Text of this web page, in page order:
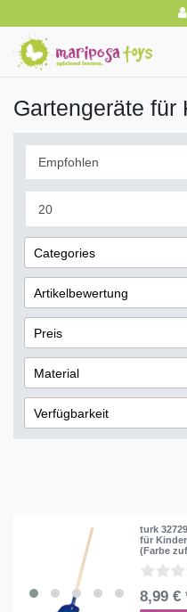
Gartengeräte für
Categories
Katalog
Artikelbewertung
Preis
€
Material
Holz
Verfügbarkeit
turk
für
(Farbe
8,99 €